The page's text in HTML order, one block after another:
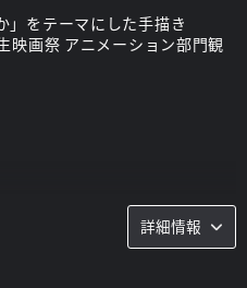
」をテーマにした手描き
映画祭 アニメーション部門観
詳細情報